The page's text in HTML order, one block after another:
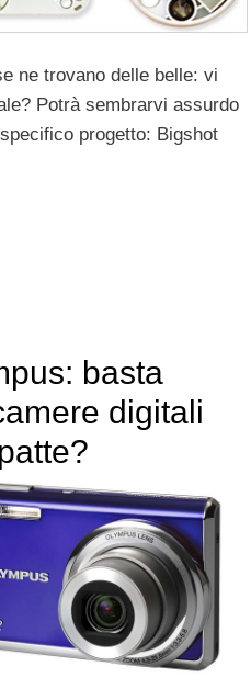
ne trovano delle belle: vi
Potrà sembrarvi assurdo
progetto: Bigshot
basta
digitali